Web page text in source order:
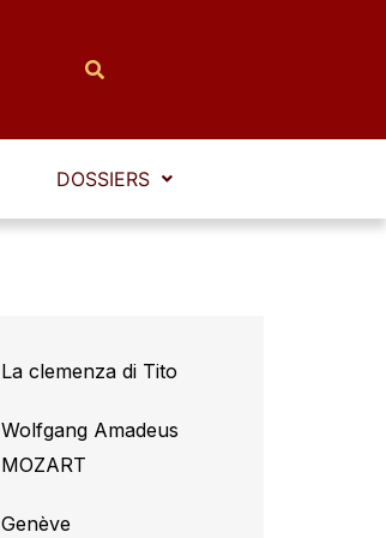
DOSSIERS
La clemenza di Tito
Wolfgang Amadeus
MOZART
Genève